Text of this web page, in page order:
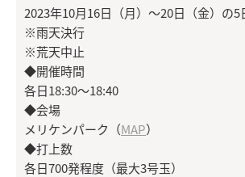
2023年10月16日（月）～20日（金）の5
※雨天決行
※荒天中止
◆開催時間
各日18:30～18:40
◆会場
メリケンパーク（MAP）
◆打上数
各日700発程度（最大3号玉）